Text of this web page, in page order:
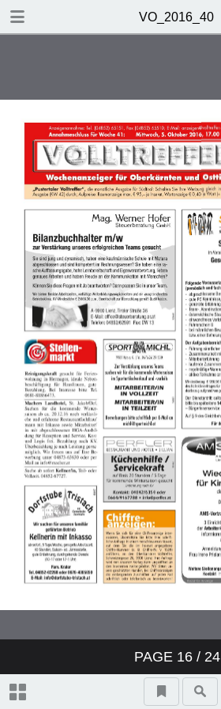
VO_2016_40
PAGE 16/ 24
TABLE OF CONTENTS
Interview von Herbert Hauser
Musik voller Taktgefühl
Meine Geschichte
Unterwegs in Oberkärnten
Volltreffer
Glückwünsche
Was? Wann? Wo?
Was ist los in Überkärnten?